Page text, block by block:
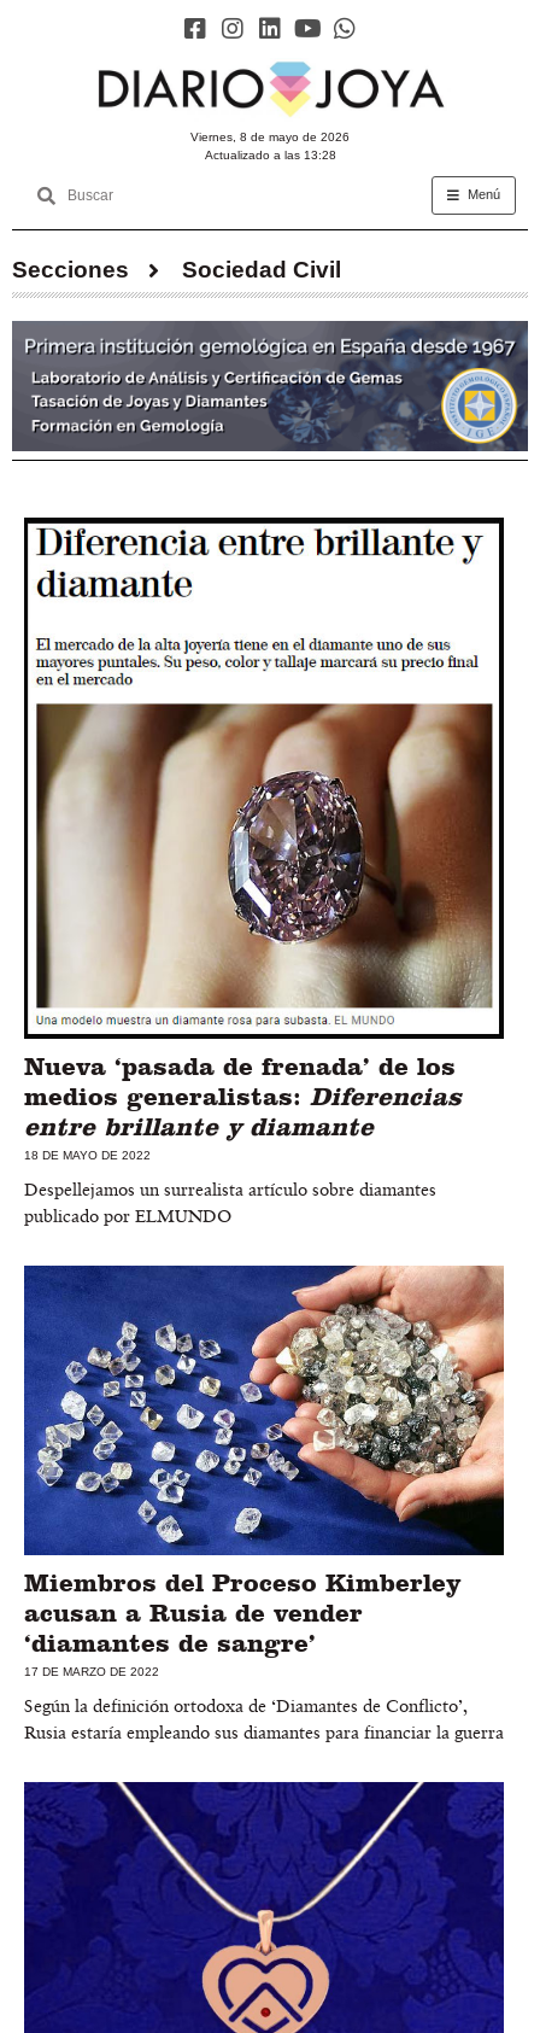
viernes, 8 de mayo de 2026
Actualizado a las 13:28
Menú
Secciones Sociedad Civil
Nueva ‘pasada de frenada’ de los
medios generalistas: Diferencias
entre brillante y diamante
18 DE MAYO DE 2022
Despellejamos un surrealista artículo sobre diamantes
publicado por ELMUNDO
Miembros del Proceso Kimberley
acusan a Rusia de vender
‘diamantes de sangre’
17 DE MARZO DE 2022
Según la definición ortodoxa de ‘Diamantes de Conflicto’,
Rusia estaría empleando sus diamantes para financiar la guerra